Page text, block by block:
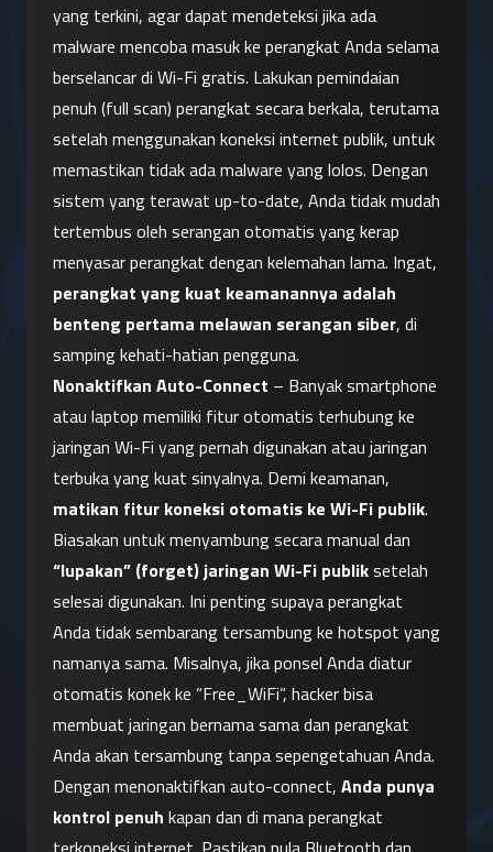
yang terkini, agar dapat mendeteksi jika ada
malware mencoba masuk ke perangkat Anda selama
berselancar di Wi-Fi gratis. Lakukan pemindaian
penuh (full scan) perangkat secara berkala, terutama
setelah menggunakan koneksi internet publik, untuk
memastikan tidak ada malware yang lolos. Dengan
sistem yang terawat up-to-date, Anda tidak mudah
tertembus oleh serangan otomatis yang kerap
perangkat yang kuat keamanannya adalah
benteng pertama melawan serangan siber, di
samping kehati-hatian pengguna.
Nonaktifkan Auto-Connect – Banyak smartphone
atau laptop memiliki fitur otomatis terhubung ke
jaringan Wi-Fi yang pernah digunakan atau jaringan
matikan fitur koneksi otomatis ke Wi-Fi publik.
“lupakan” (forget) jaringan Wi-Fi publik setelah
selesai digunakan. Ini penting supaya perangkat
Anda tidak sembarang tersambung ke hotspot yang
namanya sama. Misalnya, jika ponsel Anda diatur
otomatis konek ke “Free_WiFi”, hacker bisa
membuat jaringan bernama sama dan perangkat
Anda akan tersambung tanpa sepengetahuan Anda.
Dengan menonaktifkan auto-connect, Anda punya
kontrol penuh kapan dan di mana perangkat